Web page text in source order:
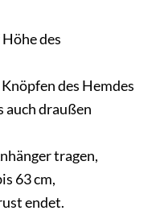
des
des Hemdes
auch draußen
tragen,
63 cm,
endet.